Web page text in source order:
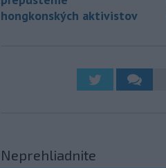
hongkonských aktivistov
Neprehliadnite